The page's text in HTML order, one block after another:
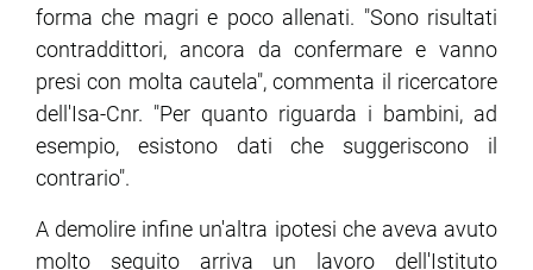
forma che magri e poco allenati. "Sono risultati
contraddittori, ancora da confermare e vanno
presi con molta cautela", commenta il ricercatore
dell'Isa-Cnr. "Per quanto riguarda i bambini, ad
esempio, esistono dati che suggeriscono il
contrario".
A demolire infine un'altra ipotesi che aveva avuto
molto seguito arriva un lavoro dell'Istituto